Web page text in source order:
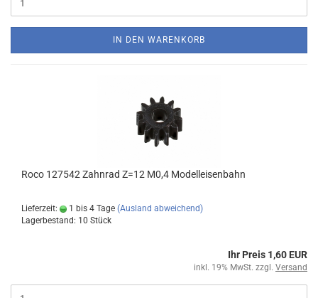
IN DEN WARENKORB
Roco 127542 Zahnrad Z=12 M0,4 Modelleisenbahn
Lieferzeit: 1 bis 4 Tage (Ausland abweichend)
Lagerbestand: 10 Stück
Ihr Preis 1,60 EUR
inkl. 19% MwSt. zzgl. Versand